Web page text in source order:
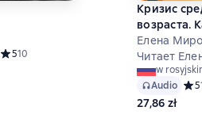
Средний рейтинг 5 на основе 10 оценок
510
Кризис
возраста.
смысл и
Елена
Читает
w
Audio
5
27,86 zł